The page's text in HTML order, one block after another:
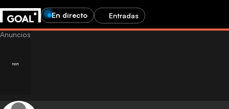
En directo Entradas